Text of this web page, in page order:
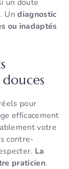
un doute
Undiagnostic
ou inadaptés
pour
efficacement
votre
contre-
La
praticien.